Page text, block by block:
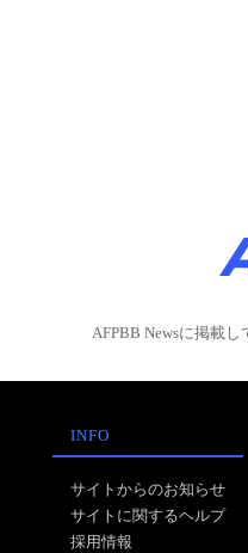
AFPBB Newsに掲載
INFO
サイトからのお知らせ
サイトに関するヘルプ
採用情報